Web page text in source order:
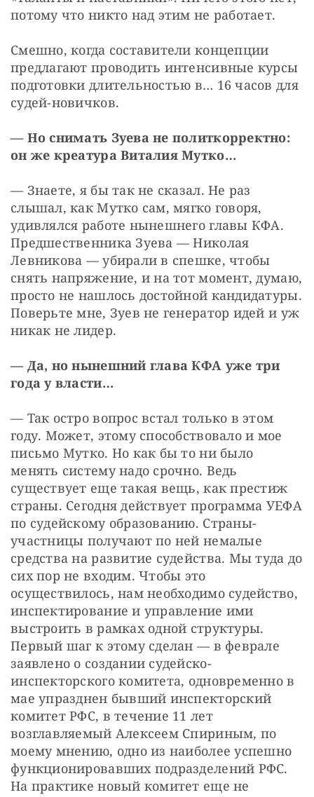
потому что никто над этим не работает.
Смешно, когда составители концепции
предлагают проводить интенсивные курсы
подготовки длительностью в… 16 часов для
судей-новичков.
— Но снимать Зуева не политкорректно:
он же креатура Виталия Мутко…
— Знаете, я бы так не сказал. Не раз
слышал, как Мутко сам, мягко говоря,
удивлялся работе нынешнего главы КФА.
Предшественника Зуева — Николая
Левникова — убирали в спешке, чтобы
снять напряжение, и на тот момент, думаю,
просто не нашлось достойной кандидатуры.
Поверьте мне, Зуев не генератор идей и уж
никак не лидер.
— Да, но нынешний глава КФА уже три
года у власти…
— Так остро вопрос встал только в этом
году. Может, этому способствовало и мое
письмо Мутко. Но как бы то ни было
менять систему надо срочно. Ведь
существует еще такая вещь, как престиж
страны. Сегодня действует программа УЕФА
по судейскому образованию. Страны-
участницы получают по ней немалые
средства на развитие судейства. Мы туда до
сих пор не входим. Чтобы это
осуществилось, нам необходимо судейство,
инспектирование и управление ими
выстроить в рамках одной структуры.
Первый шаг к этому сделан — в феврале
заявлено о создании судейско-
инспекторского комитета, одновременно в
мае упразднен бывший инспекторский
комитет РФС, в течение 11 лет
возглавляемый Алексеем Спириным, по
моему мнению, одно из наиболее успешно
функционировавших подразделений РФС.
На практике новый комитет еще не